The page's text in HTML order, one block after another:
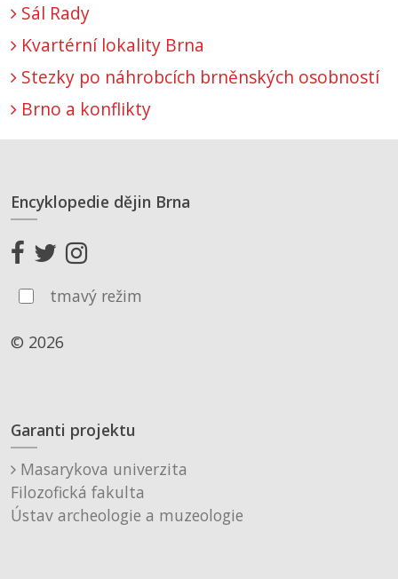
Sál Rady
Kvartérní lokality Brna
Stezky po náhrobcích brněnských osobností
Brno a konflikty
Encyklopedie dějin Brna
tmavý režim
© 2026
Garanti projektu
Masarykova univerzita
Filozofická fakulta
Ústav archeologie a muzeologie